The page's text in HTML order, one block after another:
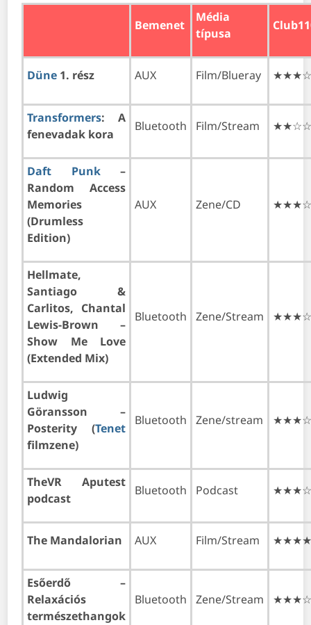
Bemenet
Média
típusa
Düne 1. rész AUX Film/Blueray
Transformers: A
fenevadak kora
Bluetooth Film/Stream
Daft Punk–
Random Access
Memories
(Drumless
Edition)
AUX Zene/CD
Hellmate,
Santiago &
Carlitos, Chantal
Lewis-Brown –
Show Me Love
(Extended Mix)
Bluetooth Zene/Stream
Ludwig
Göransson –
Posterity (Tenet
filmzene)
Bluetooth Zene/stream
TheVR Aputest
podcast
Bluetooth Podcast
The Mandalorian AUX Film/Stream
Esőerdő –
Relaxációs
természethangok
Bluetooth Zene/Stream